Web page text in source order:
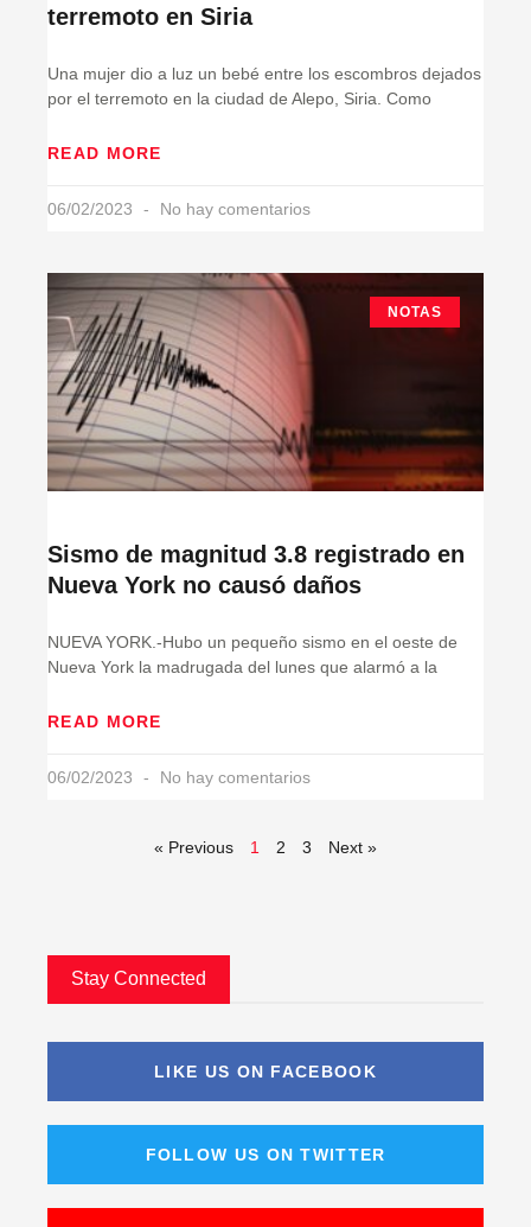
terremoto en Siria
Una mujer dio a luz un bebé entre los escombros dejados
por el terremoto en la ciudad de Alepo, Siria. Como
READ MORE
06/02/2023 No hay comentarios
NOTAS
Sismo de magnitud 3.8 registrado en
Nueva York no causó daños
NUEVA YORK.-Hubo un pequeño sismo en el oeste de
Nueva York la madrugada del lunes que alarmó a la
READ MORE
06/02/2023 No hay comentarios
« Previous 1 2 3 Next »
Stay Connected
LIKE US ON FACEBOOK
FOLLOW US ON TWITTER